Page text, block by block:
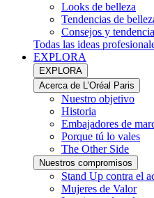
Looks de belleza
Tendencias de
Consejos y
Todas las ideas
EXPLORA
EXPLORA
Acerca de L’Oréal Paris
Nuestro objetivo
Historia
Embajadores de
Porque tú lo vales
The Other Side
Nuestros compromisos
Stand Up contra el
Mujeres de Valor